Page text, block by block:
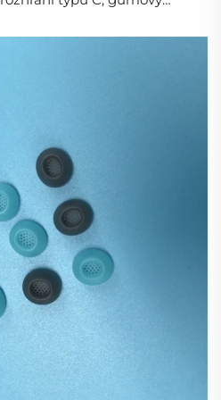
pórovité, sklovité nebo
mohou být silikonové
tak, aby vykazovaly
negativní ionty nebo
guma, například
guma s negativními
pryže a činí ji
návrhů produktů. Použití
dále rozšiřuje jejich oblast